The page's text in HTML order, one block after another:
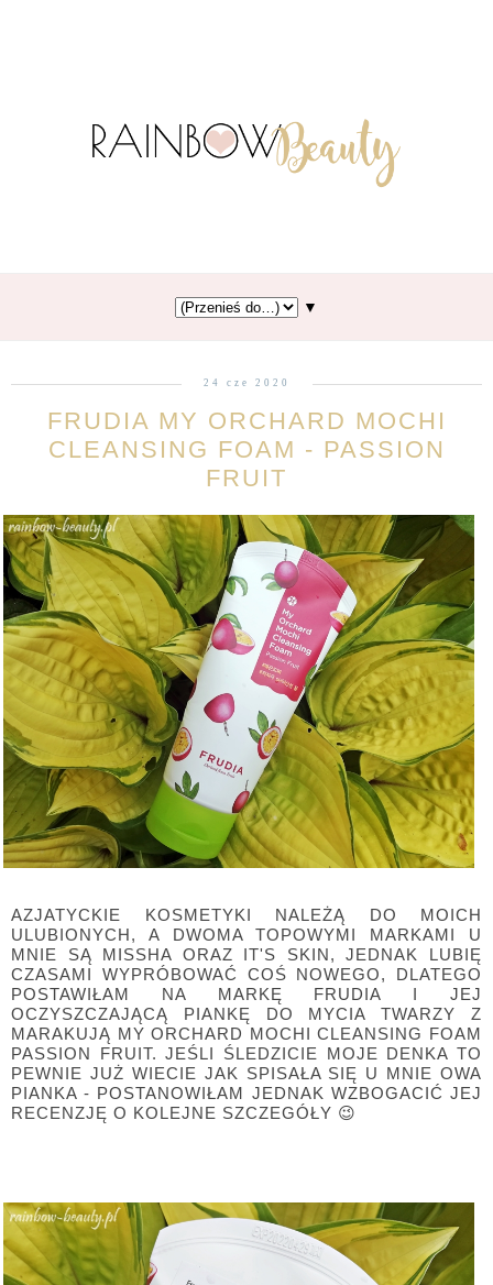
▼
24 cze 2020
FRUDIA MY ORCHARD MOCHI
CLEANSING FOAM - PASSION
FRUIT
AZJATYCKIE KOSMETYKI NALEŻĄ DO MOICH
ULUBIONYCH, A DWOMA TOPOWYMI MARKAMI U
MNIE SĄ MISSHA ORAZ IT'S SKIN, JEDNAK LUBIĘ
CZASAMI WYPRÓBOWAĆ COŚ NOWEGO, DLATEGO
POSTAWIŁAM NA MARKĘ FRUDIA I JEJ
OCZYSZCZAJĄCĄ PIANKĘ DO MYCIA TWARZY Z
MARAKUJĄ MY ORCHARD MOCHI CLEANSING FOAM
PASSION FRUIT. JEŚLI ŚLEDZICIE MOJE DENKA TO
PEWNIE JUŻ WIECIE JAK SPISAŁA SIĘ U MNIE OWA
PIANKA - POSTANOWIŁAM JEDNAK WZBOGACIĆ JEJ
RECENZJĘ O KOLEJNE SZCZEGÓŁY 😉